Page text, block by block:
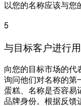
以您的名称应该与您
5
与目标客户进行
向您的目标市场的代
询问他们对名称的第
蛋糕、名称是否容易
品牌身份。根据反馈